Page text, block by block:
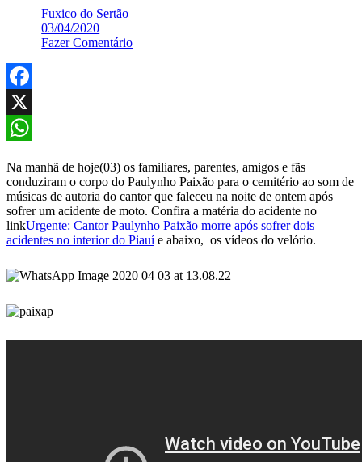
Fuxico do Sertão
03/04/2020
Fazer Comentário
Facebook
X
Na manhã de hoje(03) os familiares, parentes, amigos e fãs
conduziram o corpo do Paulynho Paixão para o cemitério ao som de
músicas de autoria do cantor que faleceu na noite de ontem após
sofrer um acidente de moto. Confira a matéria do acidente no
linkUrgente: Cantor Paulynho Paixão morre após sofrer dois
acidentes no interior do Piauíe abaixo, os vídeos do velório.